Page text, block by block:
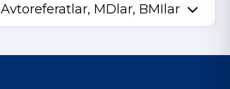
Avtoreferatlar, MDlar, BMIlar